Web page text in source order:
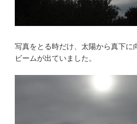
写真をとる時だけ、太陽から真下に
ビームが出ていました。